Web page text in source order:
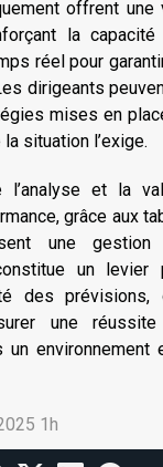
offrent
la
réel pour
dirigeants
mises en
situation l’exige.
l’analyse et la
grâce aux
une
un levier
des prévisions,
une
un environnement
1h